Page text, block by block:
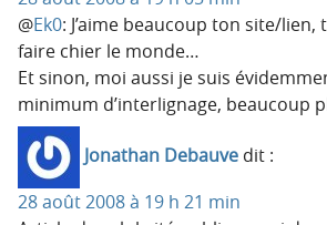
@Ek0: J’aime beaucoup ton site/
faire chier le monde…
Et sinon, moi aussi je suis
minimum d’interlignage, beaucoup
Jonathan Debauve dit :
28 août 2008 à 19 h 21 min